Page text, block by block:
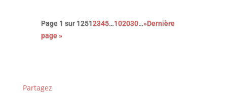
Page 1 sur 12512345…102030…»Dernière
page »
Partagez